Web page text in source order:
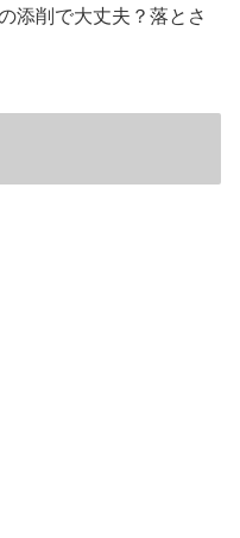
添削で大丈夫？落とさ